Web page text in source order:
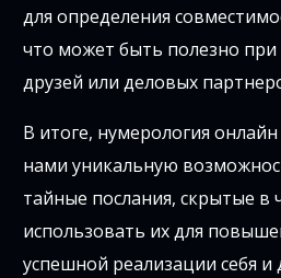
для определения
что может быть полезно
друзей или деловых
В итоге, нумерология
нами уникальную
тайные послания, скрытые в
использовать их для
успешной реализации себя и